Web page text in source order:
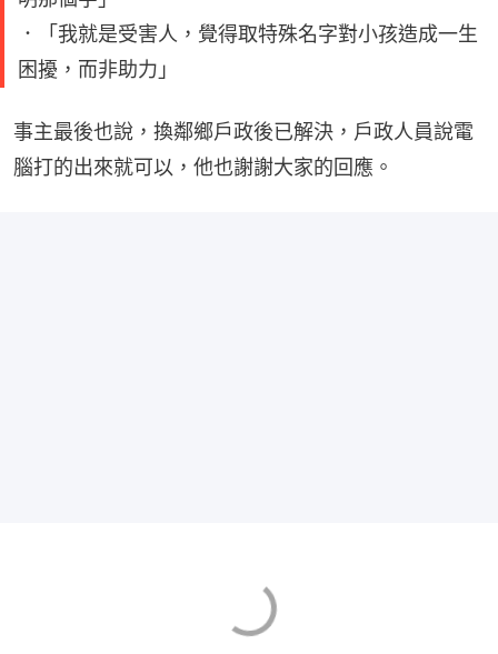
．「我就是受害人，覺得取特殊名字對小孩造成一生
困擾，而非助力」
事主最後也說，換鄰鄉戶政後已解決，戶政人員說電
腦打的出來就可以，他也謝謝大家的回應。